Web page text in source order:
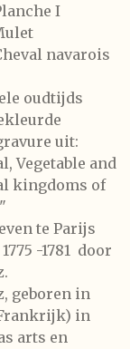
I
navarois
oudtijds
uit:
Vegetable and
kingdoms of
te Parijs
-1781 door
geboren in
in
arts en